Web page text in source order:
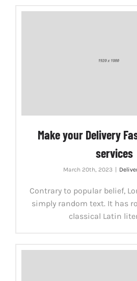
Make your Delivery
services
March 20th, 2023 |
Contrary to popular belief,
simply random text. It has
classical Latin